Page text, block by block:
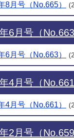
8月号（No.665）
6月号（No.663
6月号（No.663）
4月号（No.661
4月号（No.661）
2月号（No.659